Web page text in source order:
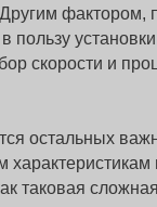
фактором,
пользу
скорости и
остальных
таковая